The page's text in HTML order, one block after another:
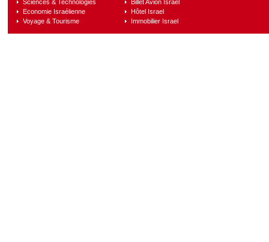
Sciences & Technologies
Economie Israélienne
Voyage & Tourisme
Billet Avion Israel
Hôtel Israel
Immobilier Israel